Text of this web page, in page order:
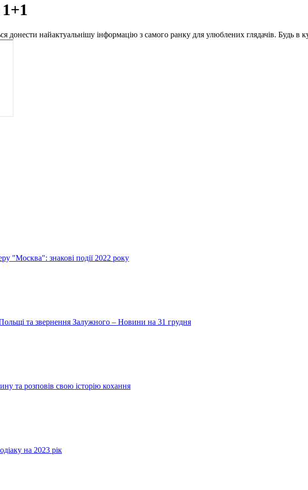
донести найактуальнішу інформацію з самого ранку для улюблених глядачів. Будь в
"Москва": знакові події 2022 року
та звернення Залужного – Новини на 31 грудня
та розповів свою історію кохання
на 2023 рік